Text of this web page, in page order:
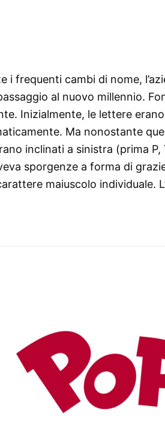
i frequenti cambi di nome,
al nuovo millennio.
Inizialmente, le lettere
Ma nonostante
inclinati a sinistra (prima
sporgenze a forma di
maiuscolo individuale.